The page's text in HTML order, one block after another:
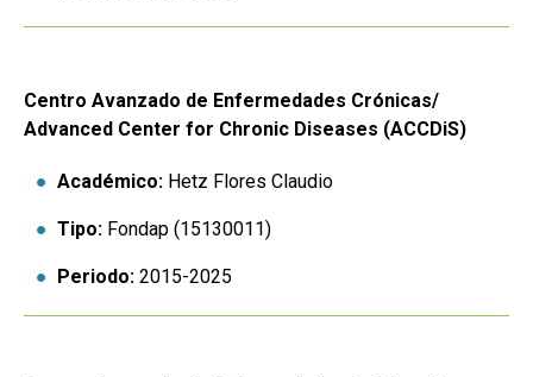
Centro Avanzado de Enfermedades Crónicas/
Advanced Center for Chronic Diseases (ACCDiS)
Académico: Hetz Flores Claudio
Tipo: Fondap (15130011)
Periodo: 2015-2025